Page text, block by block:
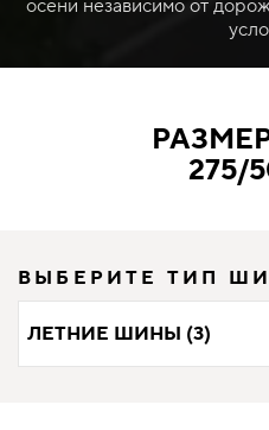
осени независимо от
275/
ВЫБЕРИТЕ ТИП
ЛЕТНИЕ ШИНЫ (3)